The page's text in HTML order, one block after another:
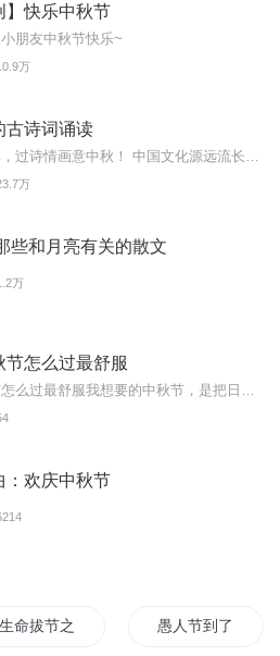
】快乐中秋节
朋友中秋节快乐~
万
古诗词诵读
万
些和月亮有关的散文
万
节怎么过最舒服
：欢庆中秋节
生命拔节之时 愚人节到了